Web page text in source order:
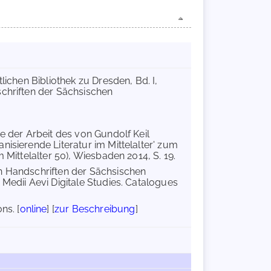
Bibliothek zu Dresden, Bd. I,
der Sächsischen
der Arbeit des von Gundolf Keil
Literatur im Mittelalter' zum
50), Wiesbaden 2014, S. 19.
der Sächsischen
Aevi Digitale Studies. Catalogues
[online] [zur Beschreibung]